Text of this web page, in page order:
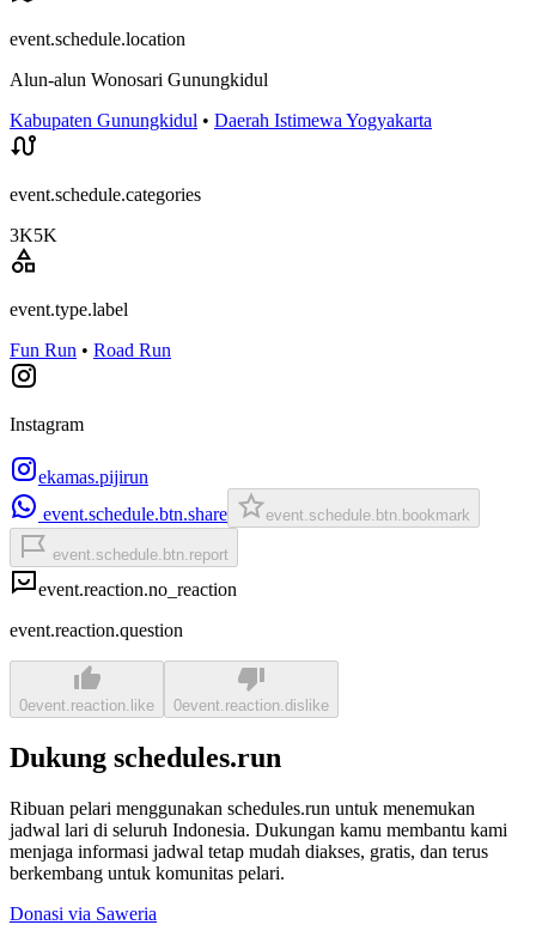
event.schedule.location
Alun-alun Wonosari Gunungkidul
Kabupaten Gunungkidul • Daerah Istimewa Yogyakarta
event.schedule.categories
3K5K
event.type.label
Fun Run • Road Run
Instagram
ekamas.pijirun
event.schedule.btn.share
event.schedule.btn.bookmark
event.schedule.btn.report
event.reaction.no_reaction
event.reaction.question
0event.reaction.like 0event.reaction.dislike
Dukung schedules.run
Ribuan pelari menggunakan schedules.run untuk menemukan
jadwal lari di seluruh Indonesia. Dukungan kamu membantu kami
menjaga informasi jadwal tetap mudah diakses, gratis, dan terus
berkembang untuk komunitas pelari.
Donasi via Saweria